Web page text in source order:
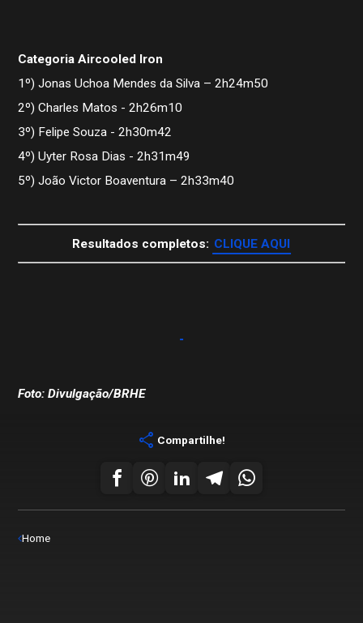
Categoria Aircooled Iron
1º) Jonas Uchoa Mendes da Silva – 2h24m50
2º) Charles Matos - 2h26m10
3º) Felipe Souza - 2h30m42
4º) Uyter Rosa Dias - 2h31m49
5º) João Victor Boaventura – 2h33m40
Resultados completos: CLIQUE AQUI
Foto: Divulgação/BRHE
share Compartilhe!
Home